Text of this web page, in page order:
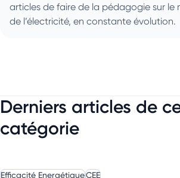
articles de faire de la pédagogie sur le
de l’électricité, en constante évolution.
Derniers articles de
catégorie
Efficacité EnergétiqueCEE